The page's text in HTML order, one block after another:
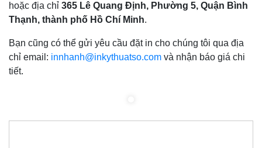
hoặc địa chỉ 365 Lê Quang Định, Phường 5, Quận Bình
Thạnh, thành phố Hồ Chí Minh.
Bạn cũng có thể gửi yêu cầu đặt in cho chúng tôi qua địa
chỉ email: innhanh@inkythuatso.com và nhận báo giá chi
tiết.